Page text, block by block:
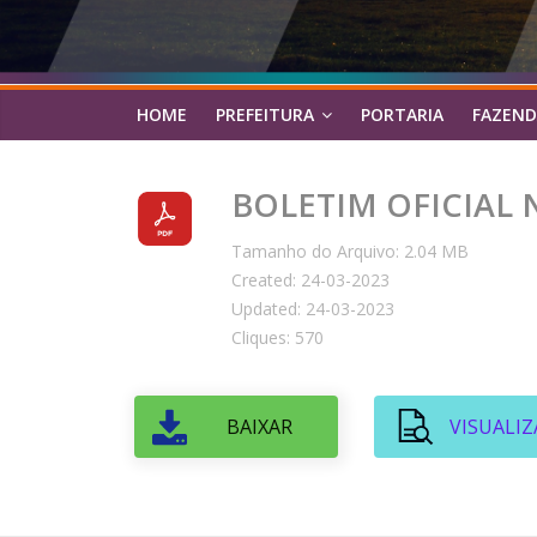
HOME PREFEITURA PORTARIA
BOLETIM OFICIAL
Tamanho do Arquivo: 2.04 MB
Created: 24-03-2023
Updated: 24-03-2023
Cliques: 570
BAIXAR